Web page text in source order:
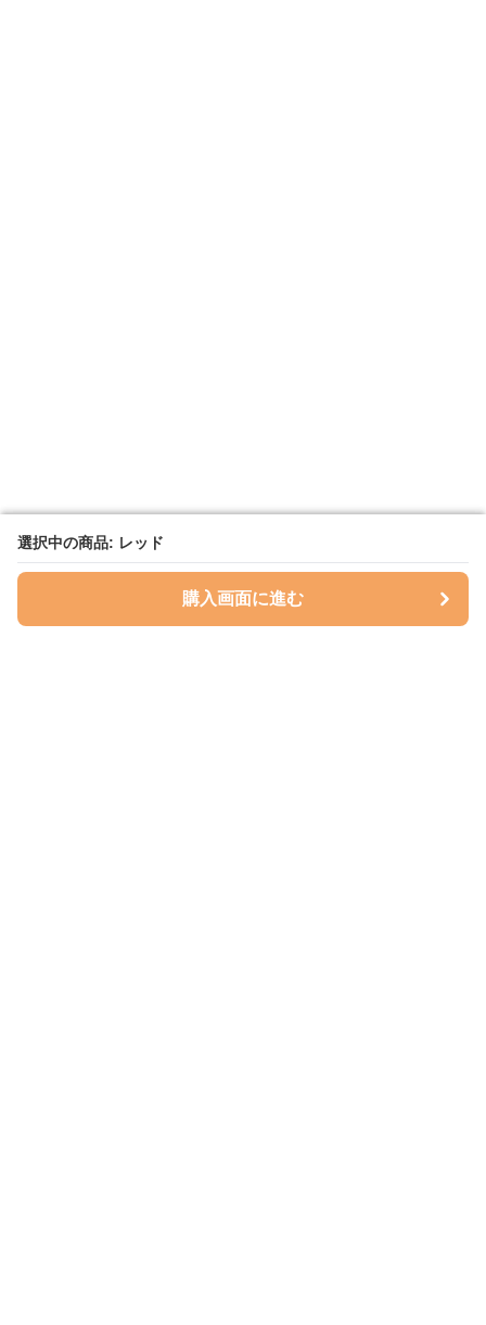
選択中の商品: レッド
購入画面に進む
選択中の商品: レッド
購入画面に進む